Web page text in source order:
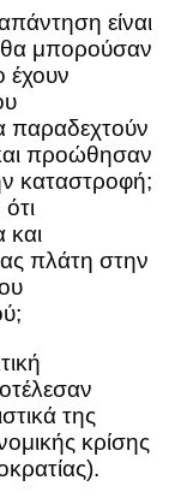
είναι
θα μπορούσαν
έχουν
παραδεχτούν
προώθησαν
καταστροφή;
πλάτη στην
της
κρίσης